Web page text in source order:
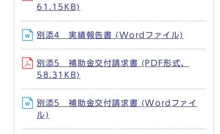
61.15KB)
別添4 実績報告書 (Wordファイル)
別添5 補助金交付請求書 (PDF形式、
58.31KB)
別添5 補助金交付請求書 (Wordファイ
ル)